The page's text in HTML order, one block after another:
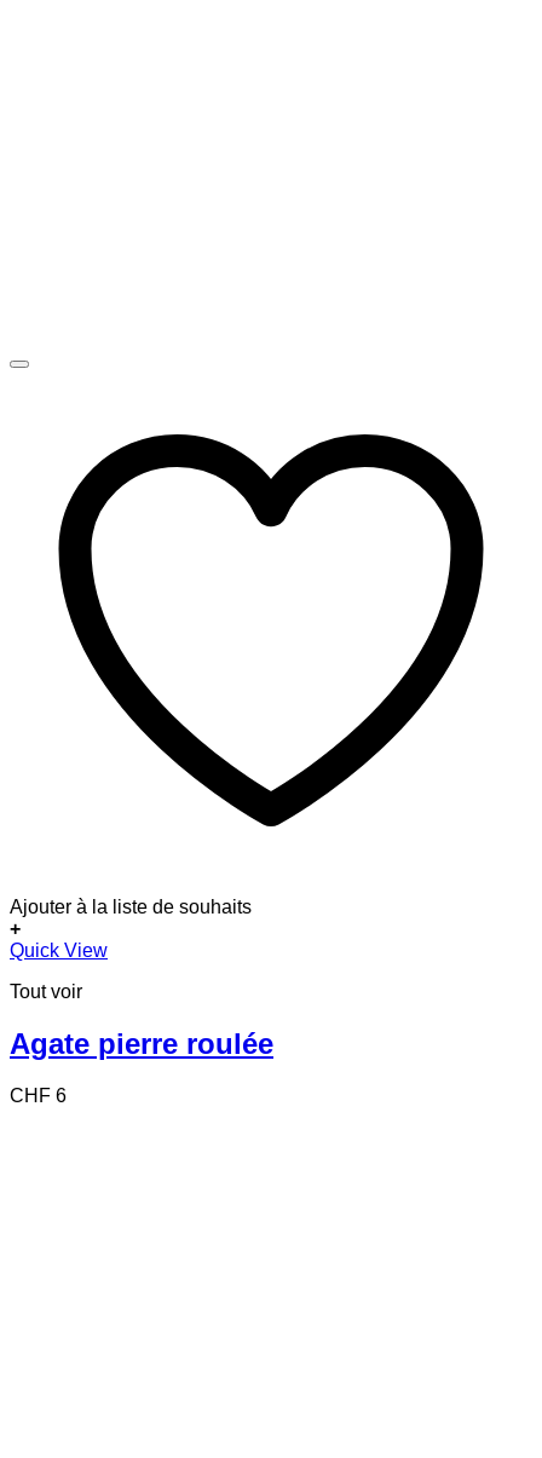
Ajouter à la liste de souhaits
+
Quick View
Tout voir
Agate pierre roulée
CHF 6